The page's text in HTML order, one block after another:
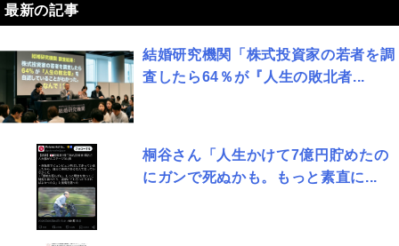
最新の記事
結婚研究機関「株式投資家の若者を調
査したら64％が『人生の敗北者...
桐谷さん「人生かけて7億円貯めたの
にガンで死ぬかも。もっと素直に...